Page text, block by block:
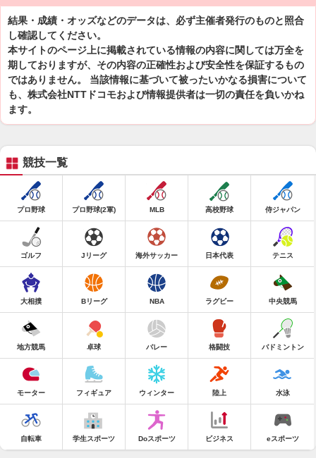
結果・成績・オッズなどのデータは、必ず主催者発行のものと照合
し確認してください。
本サイトのページ上に掲載されている情報の内容に関しては万全を
期しておりますが、その内容の正確性および安全性を保証するもの
ではありません。 当該情報に基づいて被ったいかなる損害について
も、株式会社NTTドコモおよび情報提供者は一切の責任を負いかね
ます。
競技一覧
プロ野球 プロ野球(2軍) MLB 高校野球 侍ジャパン
ゴルフ Jリーグ 海外サッカー 日本代表 テニス
大相撲 Bリーグ NBA ラグビー 中央競馬
地方競馬 卓球 バレー 格闘技 バドミントン
モーター フィギュア ウィンター 陸上 水泳
自転車 学生スポーツ Doスポーツ ビジネス eスポーツ